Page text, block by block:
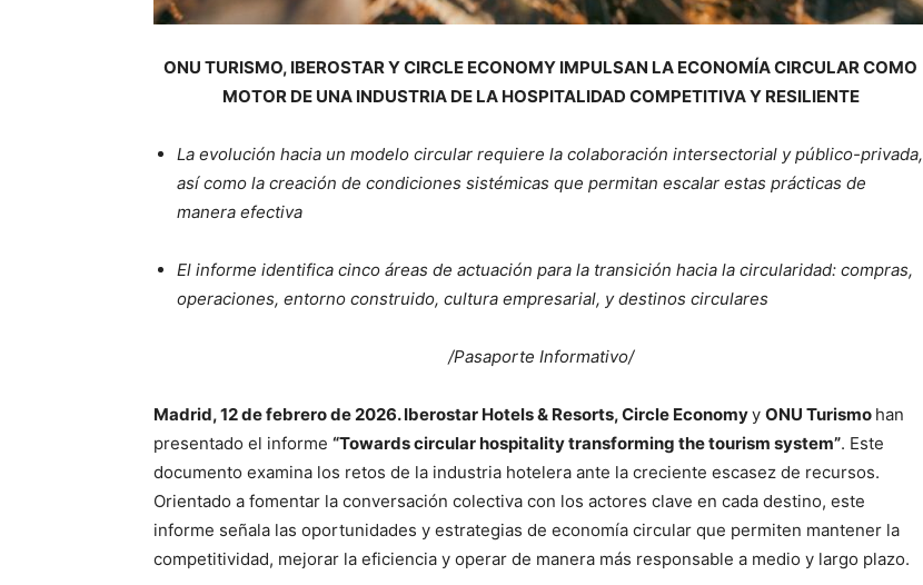
ONU TURISMO, IBEROSTAR Y CIRCLE ECONOMY IMPULSAN LA ECONOMÍA CIRCULAR COMO
MOTOR DE UNA INDUSTRIA DE LA HOSPITALIDAD COMPETITIVA Y RESILIENTE
La evolución hacia un modelo circular requiere la colaboración intersectorial y público-privada,
así como la creación de condiciones sistémicas que permitan escalar estas prácticas de
manera efectiva
El informe identifica cinco áreas de actuación para la transición hacia la circularidad: compras,
operaciones, entorno construido, cultura empresarial, y destinos circulares
/Pasaporte Informativo/
Madrid, 12 de febrero de 2026. Iberostar Hotels & Resorts, Circle Economyy ONU Turismo han
presentado el informe “Towards circular hospitality transforming the tourism system”. Este
documento examina los retos de la industria hotelera ante la creciente escasez de recursos.
Orientado a fomentar la conversación colectiva con los actores clave en cada destino, este
informe señala las oportunidades y estrategias de economía circular que permiten mantener la
competitividad, mejorar la eficiencia y operar de manera más responsable a medio y largo plazo.